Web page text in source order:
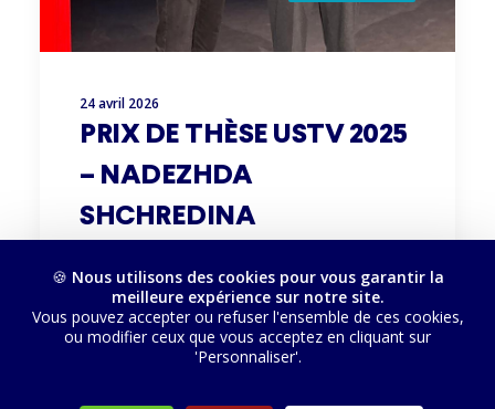
24 avril 2026
PRIX DE THÈSE USTV 2025
– NADEZHDA
SHCHREDINA
🍪 Nous utilisons des cookies pour vous garantir la
meilleure expérience sur notre site.
Vous pouvez accepter ou refuser l'ensemble de ces cookies,
ou modifier ceux que vous acceptez en cliquant sur
'Personnaliser'.